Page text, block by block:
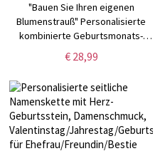
"Bauen Sie Ihren eigenen
Blumenstrauß" Personalisierte
kombinierte Geburtsmonats-
Blumen-Namenskette,
Geschenke für Frauen, Mutter,
Blumenmünzen-Schmuck
€ 28,99